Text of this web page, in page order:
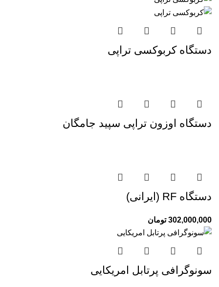
دستگاه کربوکسی تراپی
دستگاه اوزون تراپی سپید جامگان
دستگاه RF (ایرانی)
302,000,000 تومان
سونوگرافی پرتابل امریکایی